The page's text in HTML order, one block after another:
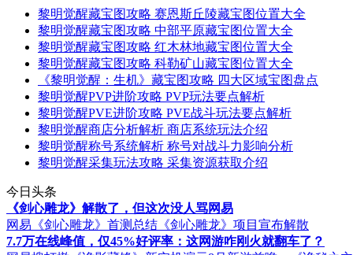
黎明觉醒藏宝图攻略 赛恩斯丘陵藏宝图位置大全
黎明觉醒藏宝图攻略 中部平原藏宝图位置大全
黎明觉醒藏宝图攻略 红木林地藏宝图位置大全
黎明觉醒藏宝图攻略 科勒矿山藏宝图位置大全
《黎明觉醒：生机》藏宝图攻略 四大区域宝图盘点
黎明觉醒PVP进阶攻略 PVP玩法要点解析
黎明觉醒PVE进阶攻略 PVE战斗玩法要点解析
黎明觉醒商店分析解析 商店系统玩法介绍
黎明觉醒称号系统解析 称号对战斗力影响分析
黎明觉醒采集玩法攻略 采集资源获取介绍
今日头条
《剑心雕龙》解散了，但这次没人骂网易
网易《剑心雕龙》首测总结 《剑心雕龙》项目宣布解散
7.7万在线峰值，仅45%好评率：这网游咋刚火就翻车了？